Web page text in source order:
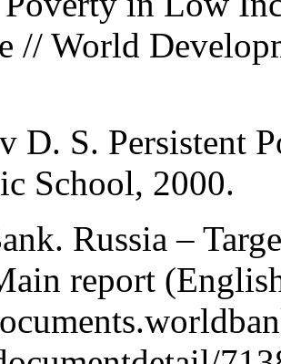
// World
D. S. Persistent
School, 2000.
Russia –
report